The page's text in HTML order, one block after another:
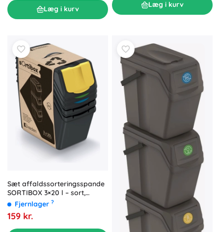
Læg i kurv Læg i kurv
Sæt affaldssorteringsspande
SORTIBOX 3×20 l – sort,
Prosperplast
Fjernlager ?
159 kr.